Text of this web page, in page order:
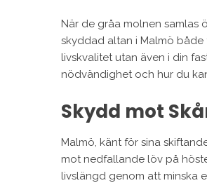
När de gråa molnen samlas
skyddad altan i Malmö
livskvalitet utan även i din
nödvändighet och hur du
Skydd mot
Malmö, känt för sina
mot nedfallande löv på
livslängd genom att minska